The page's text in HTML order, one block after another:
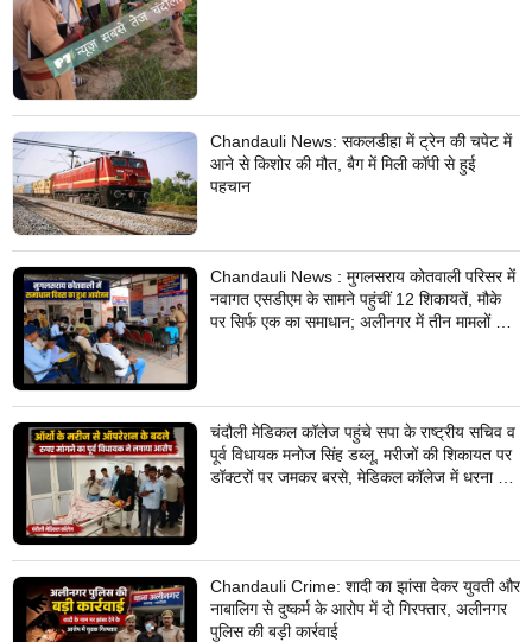
Chandauli News: सकलडीहा में ट्रेन की चपेट में
आने से किशोर की मौत, बैग में मिली कॉपी से हुई
पहचान
Chandauli News : मुगलसराय कोतवाली परिसर में
नवागत एसडीएम के सामने पहुंचीं 12 शिकायतें, मौके
पर सिर्फ एक का समाधान; अलीनगर में तीन मामलों का
चंदौली मेडिकल कॉलेज पहुंचे सपा के राष्ट्रीय सचिव व
पूर्व विधायक मनोज सिंह डब्लू, मरीजों की शिकायत पर
डॉक्टरों पर जमकर बरसे, मेडिकल कॉलेज में धरना देने
Chandauli Crime: शादी का झांसा देकर युवती और
नाबालिग से दुष्कर्म के आरोप में दो गिरफ्तार, अलीनगर
पुलिस की बड़ी कार्रवाई